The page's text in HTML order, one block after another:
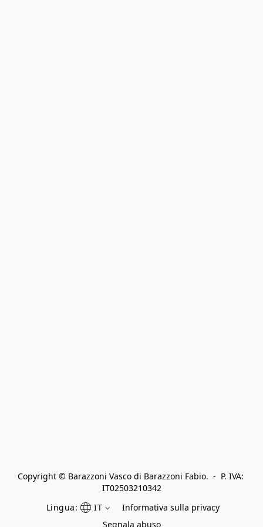
Copyright © Barazzoni Vasco di Barazzoni Fabio.  -  P. IVA:
IT02503210342
Lingua:
IT
Informativa sulla privacy
Segnala abuso